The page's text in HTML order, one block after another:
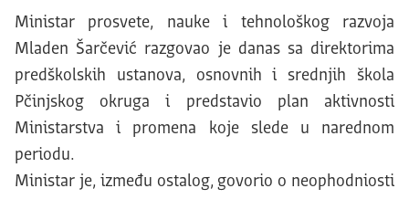
Ministar prosvete, nauke i tehnološkog razvoja
Mladen Šarčević razgovao je danas sa direktorima
predškolskih ustanova, osnovnih i srednjih škola
Pčinjskog okruga i predstavio plan aktivnosti
Ministarstva i promena koje slede u narednom
periodu.
Ministar je, između ostalog, govorio o neophodniosti